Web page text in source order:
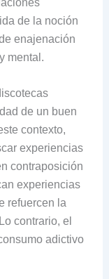
de la noción
enajenación
mental.
de un buen
contexto,
experiencias
contraposición
experiencias
refuercen la
contrario, el
adictivo